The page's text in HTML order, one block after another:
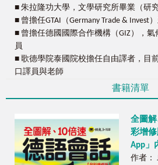
■ 朱拉隆功大學，文學研究所畢業（研
■ 曾擔任GTAI（Germany Trade & Invest
■ 曾擔任德國國際合作機構（GIZ），
員
■ 歌德學院泰國院校擔任自由譯者，目
口譯員與老師
書籍清單
全圖
彩增
App」
作者：